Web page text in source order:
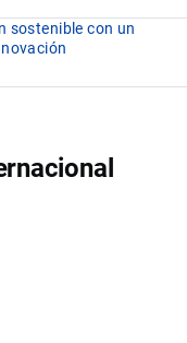
sostenible con un